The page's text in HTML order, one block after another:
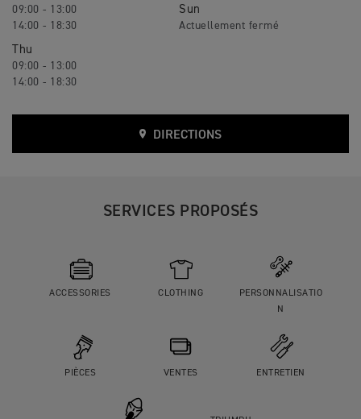
09:00 - 13:00
14:00 - 18:30
Thu
09:00 - 13:00
14:00 - 18:30
Sun
DIRECTIONS
SERVICES PROPOSÉS
ACCESSORIES CLOTHING
PERSONNALISATIO
N
PIÈCES VENTES ENTRETIEN